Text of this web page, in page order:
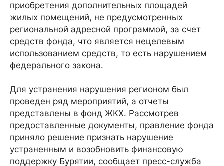
приобретения дополнительных площадей
жилых помещений, не предусмотренных
региональной адресной программой, за счет
средств фонда, что является нецелевым
использованием средств, то есть нарушением
федерального закона.
Для устранения нарушения регионом был
проведен ряд мероприятий, а отчеты
представлены в фонд ЖКХ. Рассмотрев
предоставленные документы, правление фонда
приняло решение признать нарушение
устраненным и возобновить финансовую
поддержку Бурятии, сообщает пресс-служба